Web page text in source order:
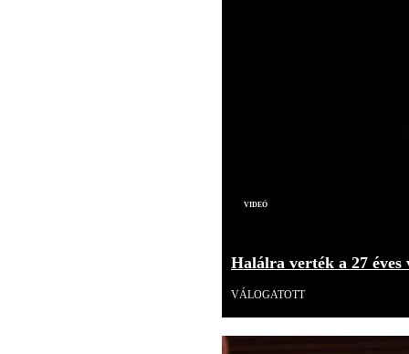
Videó
Halálra verték a 27
VÁLOGATOTT